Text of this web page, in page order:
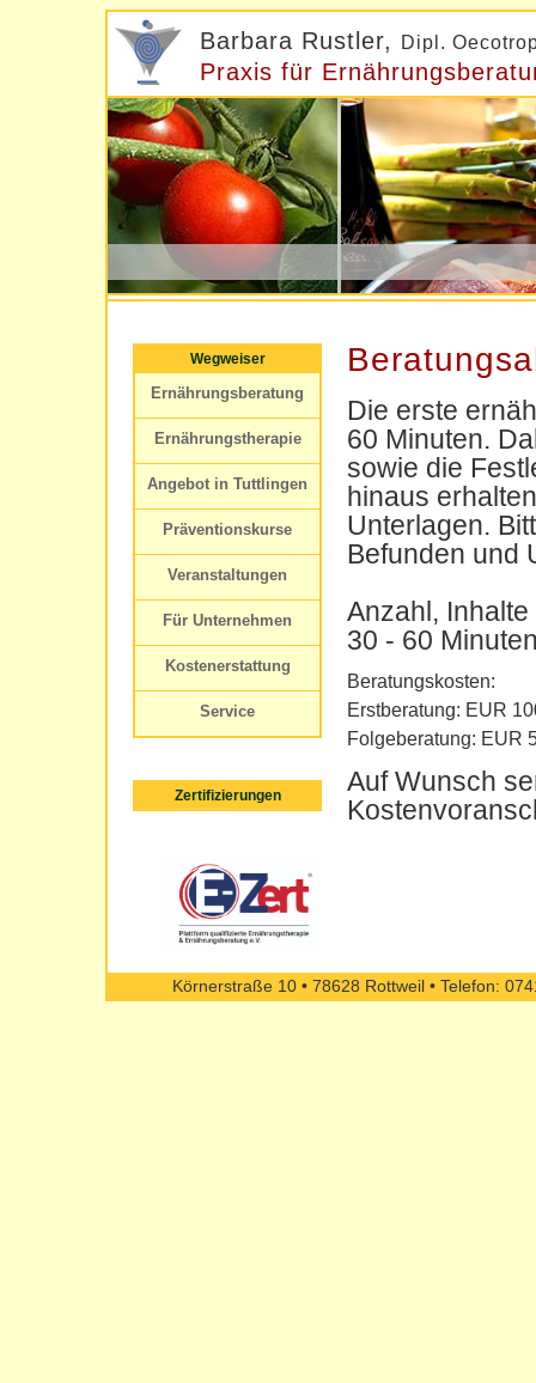
Barbara Rustler, Dipl.
Praxis für
Wegweiser
Ernährungsberatung
Ernährungstherapie
Angebot in Tuttlingen
Präventionskurse
Veranstaltungen
Für Unternehmen
Kostenerstattung
Service
Zertifizierungen
Die erste
60 Minuten.
sowie die
hinaus
Unterlagen.
Befunden und
Anzahl,
30 - 60
Beratungskosten:
Erstberatung: EUR
Folgeberatung: EUR
Auf Wunsch
Körnerstraße 10 • 78628 Rottweil • Telefon: